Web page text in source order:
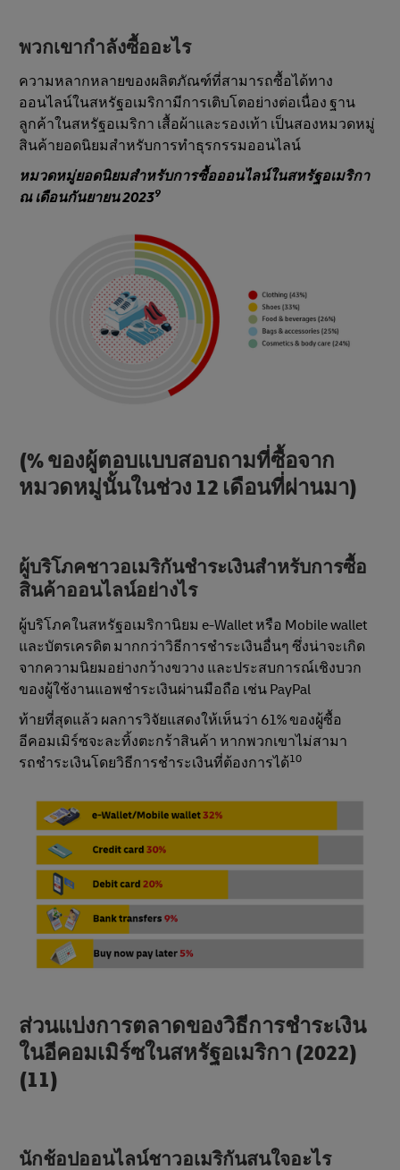
พวกเขากําลังซื้ออะไร
ความหลากหลายของผลิตภัณฑ์ที่สามารถซื้อได้ทาง
ออนไลน์ในสหรัฐอเมริกามีการเติบโตอย่างต่อเนื่อง ฐาน
ลูกค้าในสหรัฐอเมริกา เสื้อผ้าและรองเท้า เป็นสองหมวดหมู่
สินค้ายอดนิยมสําหรับการทําธุรกรรมออนไลน์
หมวดหมู่ยอดนิยมสําหรับการซื้อออนไลน์ในสหรัฐอเมริกา
ณ เดือนกันยายน 20239
(% ของผู้ตอบแบบสอบถามที่ซื้อจาก
หมวดหมู่นั้นในช่วง 12 เดือนที่ผ่านมา)
ผู้บริโภคชาวอเมริกันชําระเงินสําหรับการซื้อ
สินค้าออนไลน์อย่างไร
ผู้บริโภคในสหรัฐอเมริกานิยม e-Wallet หรือ Mobile wallet
และบัตรเครดิต มากกว่าวิธีการชําระเงินอื่นๆ ซึ่งน่าจะเกิด
จากความนิยมอย่างกว้างขวาง และประสบการณ์เชิงบวก
ของผู้ใช้งานแอพชําระเงินผ่านมือถือ เช่น PayPal
ท้ายที่สุดแล้ว ผลการวิจัยแสดงให้เห็นว่า 61% ของผู้ซื้อ
อีคอมเมิร์ซจะละทิ้งตะกร้าสินค้า หากพวกเขาไม่สามา
รถชําระเงินโดยวิธีการชำระเงินที่ต้องการได้10
ส่วนแบ่งการตลาดของวิธีการชําระเงิน
ในอีคอมเมิร์ซในสหรัฐอเมริกา (2022)
(11)
นักช้อปออนไลน์ชาวอเมริกันสนใจอะไร